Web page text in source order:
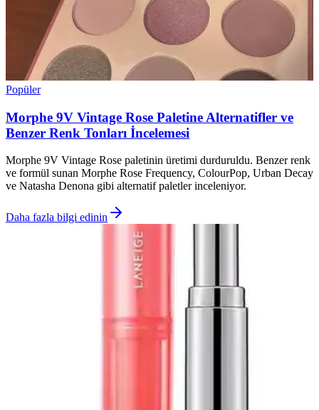
Popüler
Morphe 9V Vintage Rose Paletine Alternatifler ve
Benzer Renk Tonları İncelemesi
Morphe 9V Vintage Rose paletinin üretimi durduruldu. Benzer renk
ve formül sunan Morphe Rose Frequency, ColourPop, Urban Decay
ve Natasha Denona gibi alternatif paletler inceleniyor.
Daha fazla bilgi edinin